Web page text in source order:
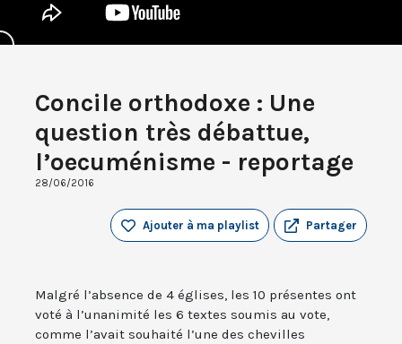
Concile orthodoxe : Une
question très débattue,
l’oecuménisme - reportage
28/06/2016
Partager
Ajouter à ma playlist
Malgré l’absence de 4 églises, les 10 présentes ont
voté à l’unanimité les 6 textes soumis au vote,
comme l’avait souhaité l’une des chevilles